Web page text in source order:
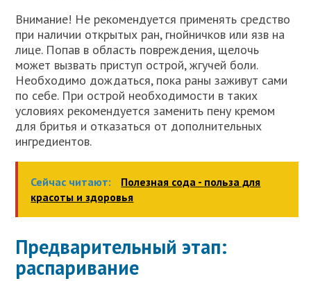
Внимание! Не рекомендуется применять средство
при наличии открытых ран, гнойничков или язв на
лице. Попав в область повреждения, щелочь
может вызвать приступ острой, жгучей боли.
Необходимо дождаться, пока раны заживут сами
по себе. При острой необходимости в таких
условиях рекомендуется заменить пену кремом
для бритья и отказаться от дополнительных
ингредиентов.
Сейчас читают:
Полезная сода - польза для
красоты и здоровья
Предварительный этап:
распаривание